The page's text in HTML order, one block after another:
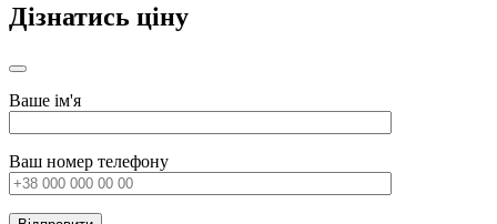
Дізнатись ціну
Ваше ім'я
Ваш номер телефону